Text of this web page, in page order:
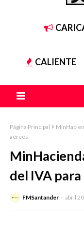
CALIENTE
Página Principal
aéreos
del IVA
FMSantander abril